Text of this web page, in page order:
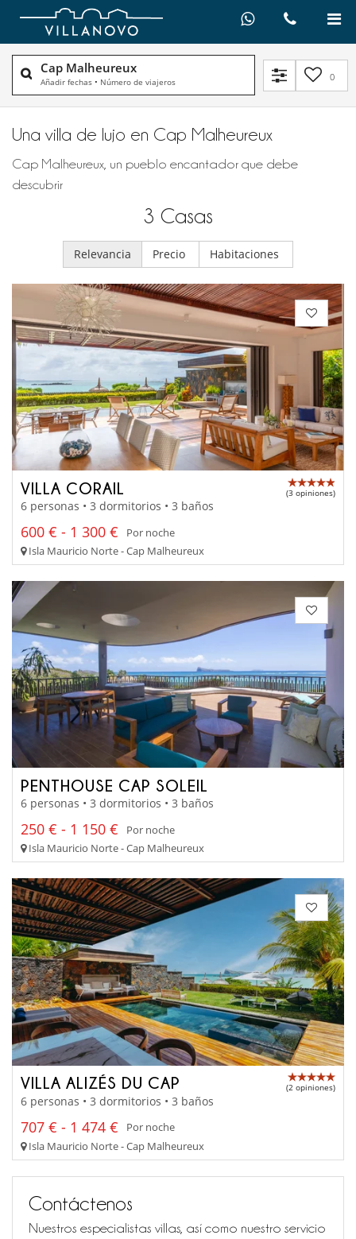
Cap Malheureux
Añadir fechas • Número de viajeros 0
Una villa de lujo en Cap Malheureux
Cap Malheureux, un pueblo encantador que debe
descubrir
3 Casas
Relevancia Precio Habitaciones
VILLA CORAIL (3 opiniones)
6 personas • 3 dormitorios • 3 baños
600 € - 1 300 €
Por noche
Isla Mauricio Norte - Cap Malheureux
PENTHOUSE CAP SOLEIL
6 personas • 3 dormitorios • 3 baños
250 € - 1 150 €
Por noche
Isla Mauricio Norte - Cap Malheureux
VILLA ALIZÉS DU CAP (2 opiniones)
6 personas • 3 dormitorios • 3 baños
707 € - 1 474 €
Por noche
Isla Mauricio Norte - Cap Malheureux
Contáctenos
Nuestros especialistas villas, así como nuestro servicio